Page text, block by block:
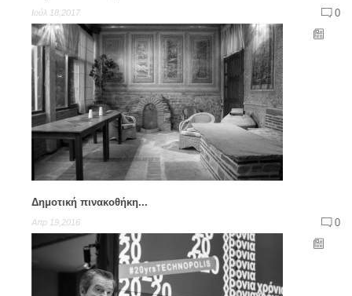
Ιούλ 18,2017 0
Δημοτική πινακοθήκη...
Απρ 19,2016 0